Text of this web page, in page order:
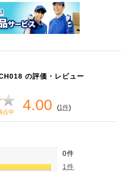
の評価・レビュー
点中 4.00 (1件)
0件
1件